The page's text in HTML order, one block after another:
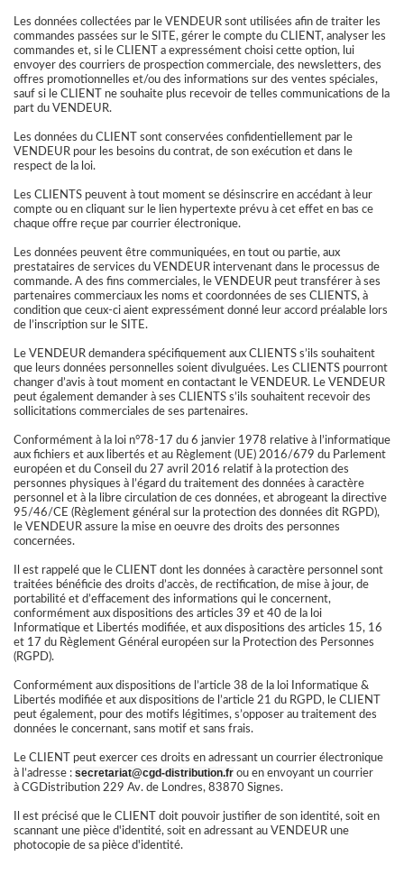
Les données collectées par le VENDEUR sont utilisées afin de traiter les
commandes passées sur le SITE, gérer le compte du CLIENT, analyser les
commandes et, si le CLIENT a expressément choisi cette option, lui
envoyer des courriers de prospection commerciale, des newsletters, des
offres promotionnelles et/ou des informations sur des ventes spéciales,
sauf si le CLIENT ne souhaite plus recevoir de telles communications de la
part du VENDEUR.
Les données du CLIENT sont conservées confidentiellement par le
VENDEUR pour les besoins du contrat, de son exécution et dans le
respect de la loi.
Les CLIENTS peuvent à tout moment se désinscrire en accédant à leur
compte ou en cliquant sur le lien hypertexte prévu à cet effet en bas ce
chaque offre reçue par courrier électronique.
Les données peuvent être communiquées, en tout ou partie, aux
prestataires de services du VENDEUR intervenant dans le processus de
commande. A des fins commerciales, le VENDEUR peut transférer à ses
partenaires commerciaux les noms et coordonnées de ses CLIENTS, à
condition que ceux-ci aient expressément donné leur accord préalable lors
de l’inscription sur le SITE.
Le VENDEUR demandera spécifiquement aux CLIENTS s’ils souhaitent
que leurs données personnelles soient divulguées. Les CLIENTS pourront
changer d’avis à tout moment en contactant le VENDEUR. Le VENDEUR
peut également demander à ses CLIENTS s’ils souhaitent recevoir des
sollicitations commerciales de ses partenaires.
Conformément à la loi n°78-17 du 6 janvier 1978 relative à l’informatique
aux fichiers et aux libertés et au Règlement (UE) 2016/679 du Parlement
européen et du Conseil du 27 avril 2016 relatif à la protection des
personnes physiques à l’égard du traitement des données à caractère
personnel et à la libre circulation de ces données, et abrogeant la directive
95/46/CE (Règlement général sur la protection des données dit RGPD),
le VENDEUR assure la mise en oeuvre des droits des personnes
concernées.
Il est rappelé que le CLIENT dont les données à caractère personnel sont
traitées bénéficie des droits d’accès, de rectification, de mise à jour, de
portabilité et d’effacement des informations qui le concernent,
conformément aux dispositions des articles 39 et 40 de la loi
Informatique et Libertés modifiée, et aux dispositions des articles 15, 16
et 17 du Règlement Général européen sur la Protection des Personnes
(RGPD).
Conformément aux dispositions de l’article 38 de la loi Informatique &
Libertés modifiée et aux dispositions de l’article 21 du RGPD, le CLIENT
peut également, pour des motifs légitimes, s’opposer au traitement des
données le concernant, sans motif et sans frais.
Le CLIENT peut exercer ces droits en adressant un courrier électronique
à l’adresse : secretariat@cgd-distribution.fr ou en envoyant un courrier
à CGDistribution 229 Av. de Londres, 83870 Signes.
Il est précisé que le CLIENT doit pouvoir justifier de son identité, soit en
scannant une pièce d'identité, soit en adressant au VENDEUR une
photocopie de sa pièce d'identité.